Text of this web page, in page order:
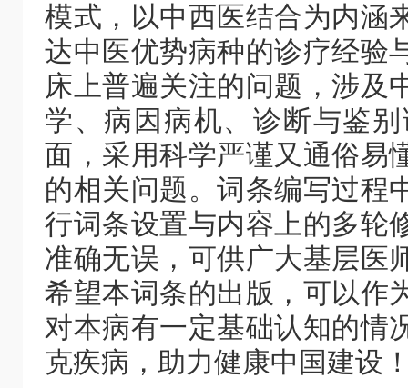
模式，以中西医结合为内涵
达中医优势病种的诊疗经验
床上普遍关注的问题，涉及
学、病因病机、诊断与鉴
面，采用科学严谨又通俗易
的相关问题。词条编写过程
行词条设置与内容上的多轮
准确无误，可供广大基层医
希望本词条的出版，可以作
对本病有一定基础认知的情
克疾病，助力健康中国建设